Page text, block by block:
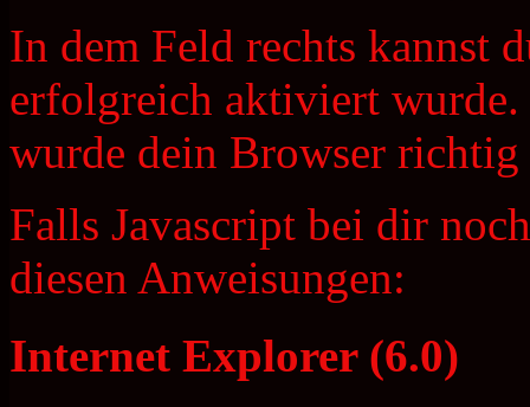
In dem Feld rechts kannst
erfolgreich aktiviert
wurde dein Browser
Falls Javascript bei dir
diesen Anweisungen:
Internet Explorer (6.0)